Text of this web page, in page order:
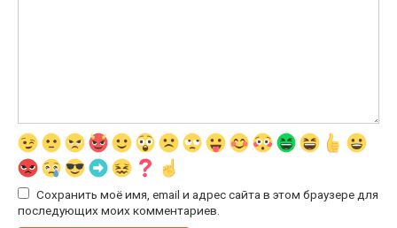
Сохранить моё имя, email и адрес сайта в этом браузере для
последующих моих комментариев.